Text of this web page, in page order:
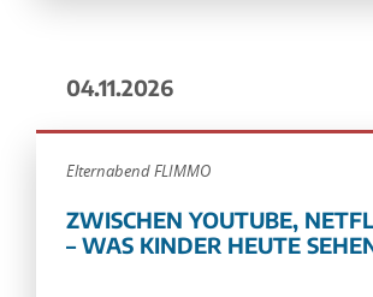
04.11.2026
Elternabend FLIMMO
ZWISCHEN YOUTUBE,
– WAS KINDER HEUTE